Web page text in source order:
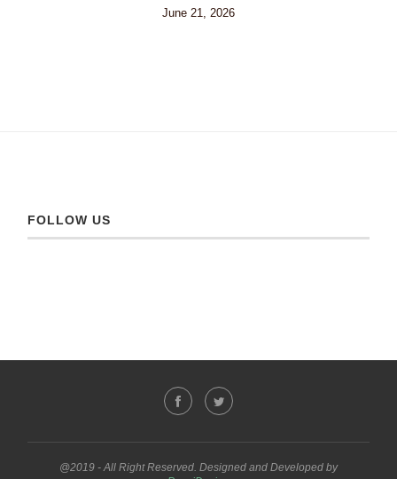
June 21, 2026
FOLLOW US
@2019 - All Right Reserved. Designed and Developed by